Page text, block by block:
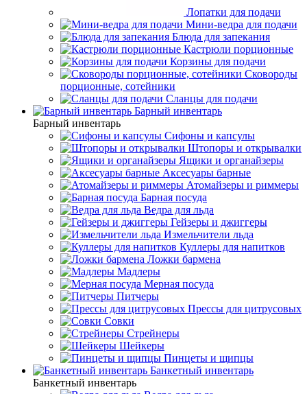
Лопатки для подачи
Мини-ведра для подачи
Блюда для запекания
Кастрюли порционные
Корзины для подачи
Сковороды
порционные, сотейники
Сланцы для подачи
Барный инвентарь
Барный инвентарь
Сифоны и капсулы
Штопоры и открывалки
Ящики и органайзеры
Аксесуары барные
Атомайзеры и риммеры
Барная посуда
Ведра для льда
Гейзеры и джиггеры
Измельчители льда
Куллеры для напитков
Ложки бармена
Мадлеры
Мерная посуда
Питчеры
Прессы для цитрусовых
Совки
Стрейнеры
Шейкеры
Пинцеты и щипцы
Банкетный инвентарь
Банкетный инвентарь